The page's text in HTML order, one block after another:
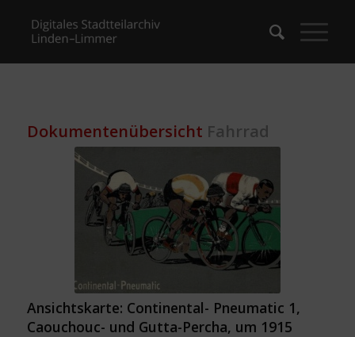
Dokumentenübersicht Fahrrad
Ansichtskarte: Continental- Pneumatic 1,
Caouchouc- und Gutta-Percha, um 1915